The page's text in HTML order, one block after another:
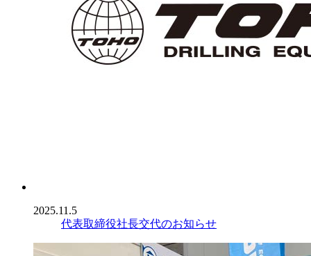
2025.11.5
代表取締役社長交代のお知らせ